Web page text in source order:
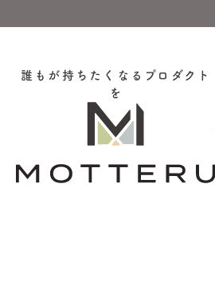
誰もが持ちたくなるプロダクト
を